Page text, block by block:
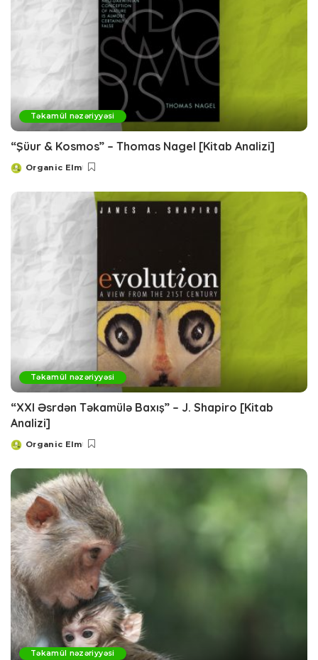
Təkamül nəzəriyyəsi
“Şüur & Kosmos” – Thomas Nagel [Kitab Analizi]
Posted
Organic Elm
Təkamül nəzəriyyəsi
“XXI Əsrdən Təkamülə Baxış” – J. Shapiro [Kitab
Analizi]
Posted
Organic Elm
Təkamül nəzəriyyəsi